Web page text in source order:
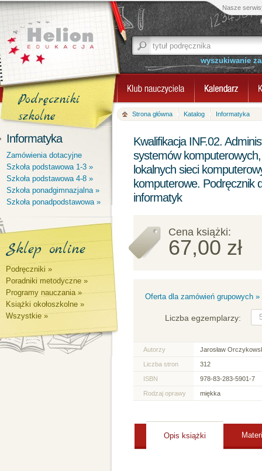
Nasze
wyszukiwanie
Podręczniki
szkolne
Informatyka
Zamówienia dotacyjne
Szkoła podstawowa 1-3 »
Szkoła podstawowa 4-8 »
Szkoła ponadgimnazjalna »
Szkoła ponadpodstawowa »
Sklep online
Podręczniki »
Poradniki metodyczne »
Programy nauczania »
Książki okołoszkolne »
Wszystkie »
Strona główna Katalog Informatyka
Kwalifikacja INF.02.
systemów
lokalnych sieci
komputerowe. Podręcznik
informatyk
Cena książki:
67,00 zł
Oferta dla zamówień grupowych »
Liczba egzemplarzy:
Autorzy Jarosław
Liczba stron 312
ISBN 978-83-283-5901-7
Rodzaj oprawy miękka
Opis książki